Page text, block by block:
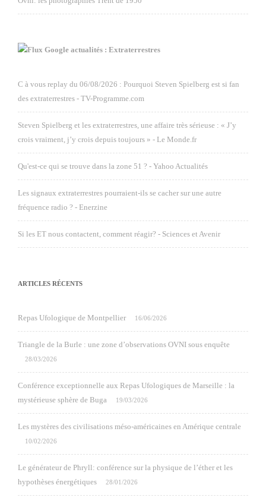
Google actualités : Extraterrestres
C à vous replay du 06/08/2026 : Pourquoi Steven Spielberg est si fan
des extraterrestres - TV-Programme.com
Steven Spielberg et les extraterrestres, une affaire très sérieuse : « J’y
crois vraiment, j’y crois depuis toujours » - Le Monde.fr
Qu'est-ce qui se trouve dans la zone 51 ? - Yahoo Actualités
Les signaux extraterrestres pourraient-ils se cacher sur une autre
fréquence radio ? - Enerzine
Si les ET nous contactent, comment réagir? - Sciences et Avenir
ARTICLES RÉCENTS
Repas Ufologique de Montpellier 16/06/2026
Triangle de la Burle : une zone d’observations OVNI sous enquête
28/03/2026
Conférence exceptionnelle aux Repas Ufologiques de Marseille : la
mystérieuse sphère de Buga
19/03/2026
Les mystères des civilisations méso-américaines en Amérique centrale
10/02/2026
Le générateur de Phryll: conférence sur la physique de l’éther et les
hypothèses énergétiques
28/01/2026